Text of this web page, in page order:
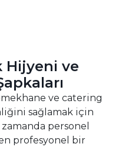
Hijyeni ve
ve catering
sağlamak için
personel
profesyonel bir